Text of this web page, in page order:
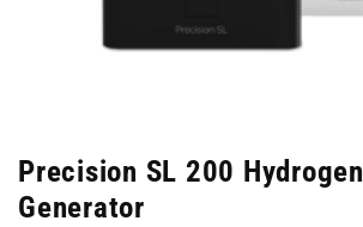
Precision SL 200 Hydrogen
Generator